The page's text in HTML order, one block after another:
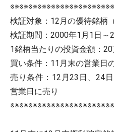
検証対象：12月の優待銘柄
検証期間：2000年1月1日～
1銘柄当たりの投資金額：20
買い条件：11月末の営業日
売り条件：12月23日、24
営業日に売り